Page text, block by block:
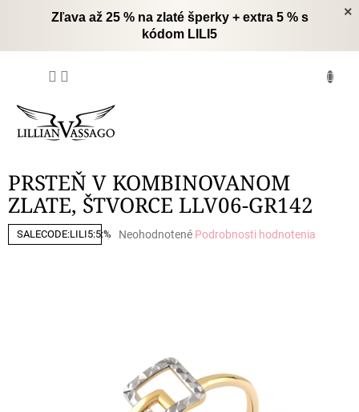
×
Zľava až 25 % na zlaté šperky + extra 5 % s
kódom LILI5
PRSTEŇ V KOMBINOVANOM
ZLATE, ŠTVORCE LLV06-GR142
SALECODE:LILI5:5:%
Priemerné
Neohodnotené Podrobnosti hodnotenia